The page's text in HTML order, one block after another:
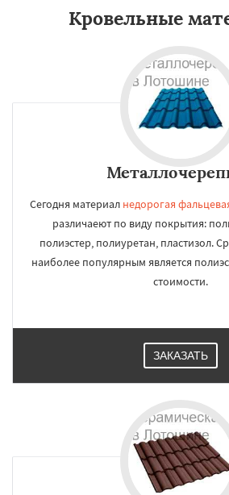
Кровельные
Сегодня материал недорогая
различаеют по виду покрытия:
полиэстер, полиуретан, пластизол.
наиболее популярным является
стоимости.
ЗАКАЗАТЬ